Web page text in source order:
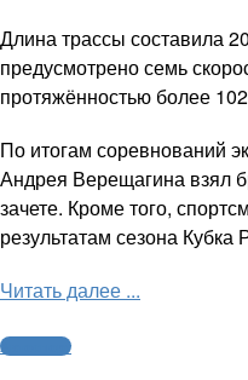
Длина трассы составила
предусмотрено семь
протяжённостью более
По итогам соревнований
Андрея Верещагина взял
зачете. Кроме того,
результатам сезона Кубка
Читать далее ...
Автоспорт